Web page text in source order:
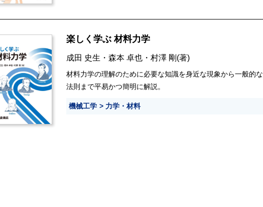
楽しく学ぶ 材料力学
成田 史生 ・ 森本 卓也 ・ 村澤 剛(著)
材料力学の理解のために必要な知識を身近な現象から一般的な
法則まで平易かつ簡明に解説。
機械工学 力学・材料